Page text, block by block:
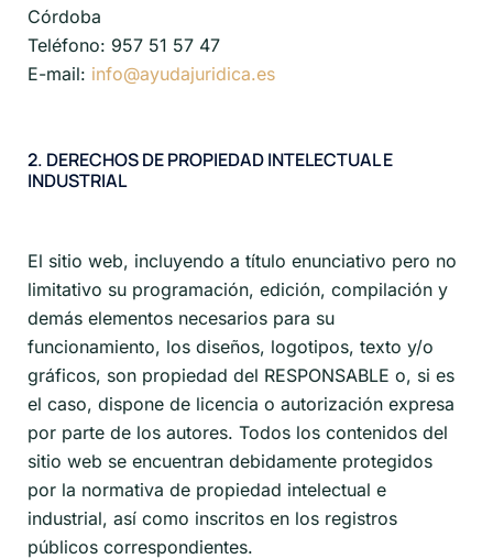
Córdoba
Teléfono: 957 51 57 47
E-mail: info@ayudajuridica.es
2. DERECHOS DE PROPIEDAD INTELECTUAL E
INDUSTRIAL
El sitio web, incluyendo a título enunciativo pero no
limitativo su programación, edición, compilación y
demás elementos necesarios para su
funcionamiento, los diseños, logotipos, texto y/o
gráficos, son propiedad del RESPONSABLE o, si es
el caso, dispone de licencia o autorización expresa
por parte de los autores. Todos los contenidos del
sitio web se encuentran debidamente protegidos
por la normativa de propiedad intelectual e
industrial, así como inscritos en los registros
públicos correspondientes.